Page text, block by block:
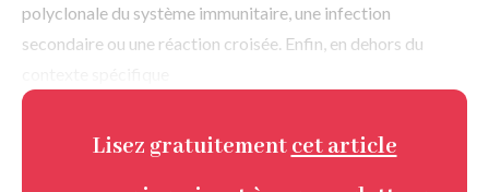
polyclonale du système immunitaire, une infection
secondaire ou une réaction croisée. Enfin, en dehors du
Lisez gratuitement cet article